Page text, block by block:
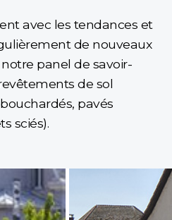
avec les tendances et
de nouveaux
panel de savoir-
de sol
pavés
sciés).